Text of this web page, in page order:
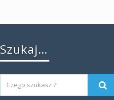
Szukaj…